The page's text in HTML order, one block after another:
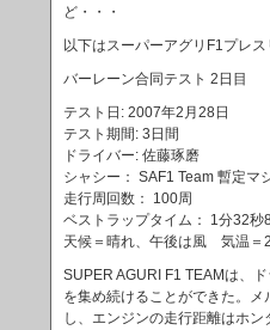
ど・・・
以下はスーパーアグリF1プレス
バーレーン合同テスト 2日目
テスト日: 2007年2月28日
テスト期間: 3日間
ドライバー: 佐藤琢磨
シャシー： SAF1 Team 暫定マ
走行周回数： 100周
ベストラップタイム： 1分32秒
天候＝晴れ、午後は風 気温
SUPER AGURI F1 TEAMは、
を集め続けることができた。
し、エンジンの走行距離はホ